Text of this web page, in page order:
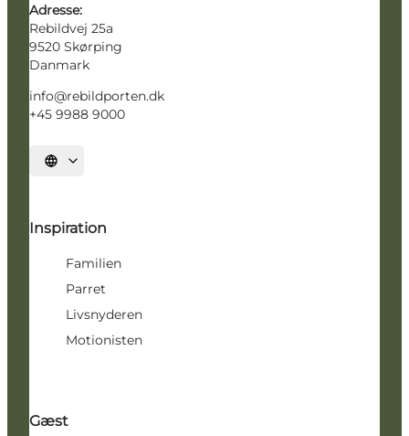
Adresse:
Rebildvej 25a
9520 Skørping
Danmark
info@rebildporten.dk
+45 9988 9000
Vælg sprog
Inspiration
Familien
Parret
Livsnyderen
Motionisten
Gæst